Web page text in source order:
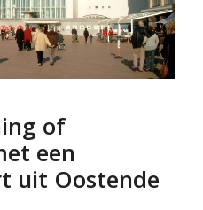
of
een
uit Oostende